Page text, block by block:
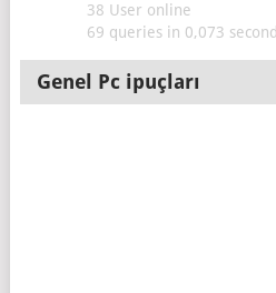
38 User online
69 queries in 0,073
Genel Pc ipuçları